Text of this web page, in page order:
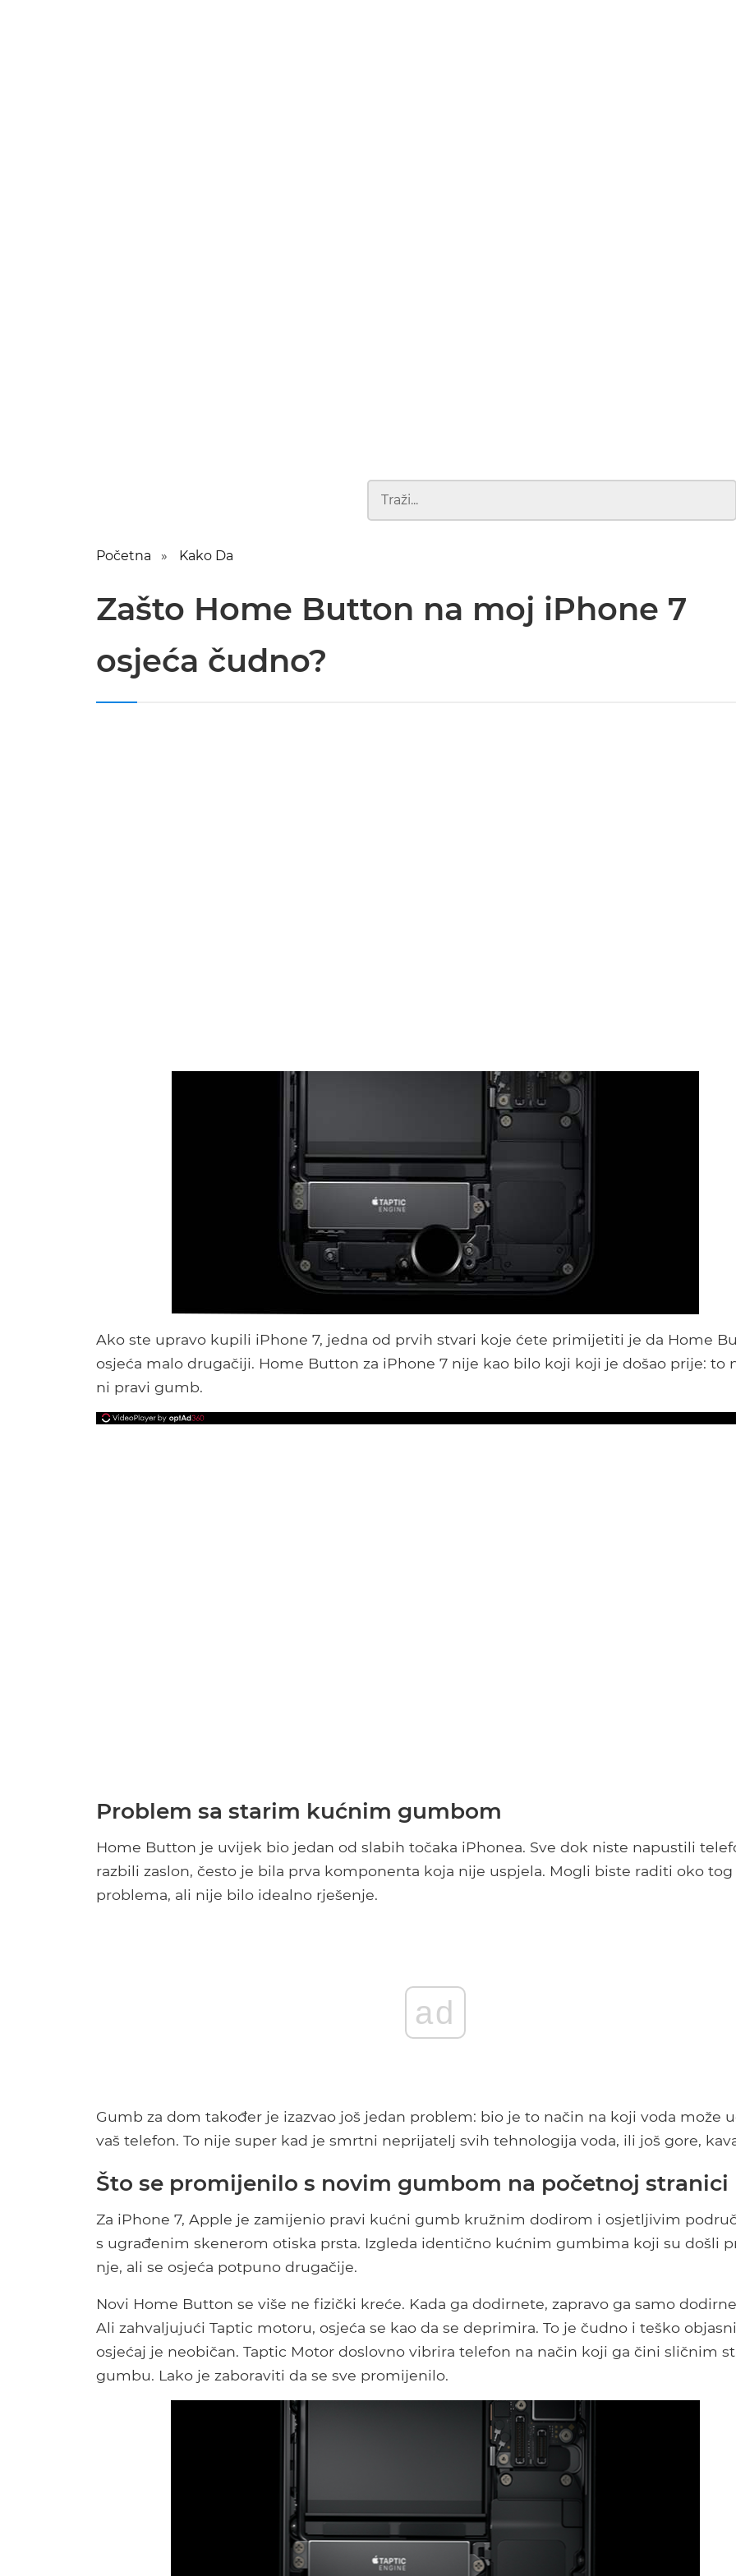
Početna Kako Da
Zašto Home Button na moj iPhone 7
osjeća čudno?
Ako ste upravo kupili iPhone 7, jedna od prvih stvari koje ćete primijetiti je da Home
osjeća malo drugačiji. Home Button za iPhone 7 nije kao bilo koji koji je došao prije: to
ni pravi gumb.
Problem sa starim kućnim gumbom
Home Button je uvijek bio jedan od slabih točaka iPhonea. Sve dok niste napustili
razbili zaslon, često je bila prva komponenta koja nije uspjela. Mogli biste raditi oko tog
problema, ali nije bilo idealno rješenje.
ad
Gumb za dom također je izazvao još jedan problem: bio je to način na koji voda može
vaš telefon. To nije super kad je smrtni neprijatelj svih tehnologija voda, ili još gore,
Što se promijenilo s novim gumbom na početnoj stranici
Za iPhone 7, Apple je zamijenio pravi kućni gumb kružnim dodirom i osjetljivim
s ugrađenim skenerom otiska prsta. Izgleda identično kućnim gumbima koji su došli
nje, ali se osjeća potpuno drugačije.
Novi Home Button se više ne fizički kreće. Kada ga dodirnete, zapravo ga samo
Ali zahvaljujući Taptic motoru, osjeća se kao da se deprimira. To je čudno i teško
osjećaj je neobičan. Taptic Motor doslovno vibrira telefon na način koji ga čini sličnim
gumbu. Lako je zaboraviti da se sve promijenilo.